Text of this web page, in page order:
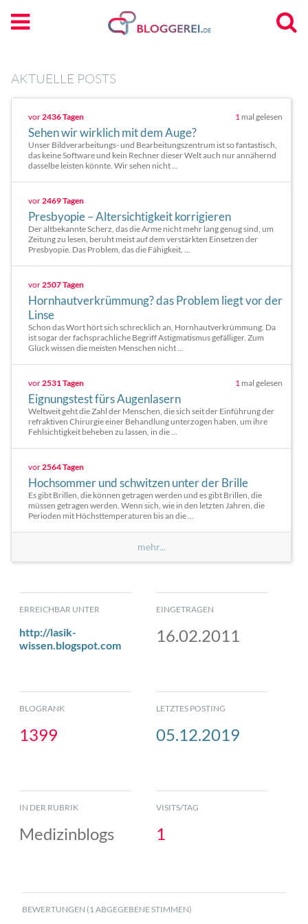
AKTUELLE POSTS
vor2436 Tagen 1 mal gelesen
Sehen wir wirklich mit dem Auge?
Unser Bildverarbeitungs- und Bearbeitungszentrum ist so fantastisch,
das keine Software und kein Rechner dieser Welt auch nur annähernd
dasselbe leisten könnte. Wir sehen nicht ...
vor2469 Tagen
Presbyopie – Altersichtigkeit korrigieren
Der altbekannte Scherz, das die Arme nicht mehr lang genug sind, um
Zeitung zu lesen, beruht meist auf dem verstärkten Einsetzen der
Presbyopie. Das Problem, das die Fähigkeit, ...
vor2507 Tagen
Hornhautverkrümmung? das Problem liegt vor der
Linse
Schon das Wort hört sich schrecklich an, Hornhautverkrümmung. Da
ist sogar der fachsprachliche Begriff Astigmatismus gefälliger. Zum
Glück wissen die meisten Menschen nicht ...
vor2531 Tagen 1 mal gelesen
Eignungstest fürs Augenlasern
Weltweit geht die Zahl der Menschen, die sich seit der Einführung der
refraktiven Chirurgie einer Behandlung unterzogen haben, um ihre
Fehlsichtigkeit beheben zu lassen, in die ...
vor2564 Tagen
Hochsommer und schwitzen unter der Brille
Es gibt Brillen, die können getragen werden und es gibt Brillen, die
müssen getragen werden. Wenn sich, wie in den letzten Jahren, die
Perioden mit Höchsttemperaturen bis an die ...
mehr...
ERREICHBAR UNTER
http://lasik-
wissen.blogspot.com
EINGETRAGEN
16.02.2011
BLOGRANK
1399
LETZTES POSTING
05.12.2019
IN DER RUBRIK
Medizinblogs
VISITS/TAG
1
BEWERTUNGEN (1 ABGEGEBENE STIMMEN)